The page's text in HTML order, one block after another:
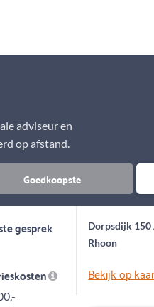
Plan een
adviseur en
op afstand.
Goedkoopste
gesprek
Dorpsdijk 150
Rhoon
Bekijk op